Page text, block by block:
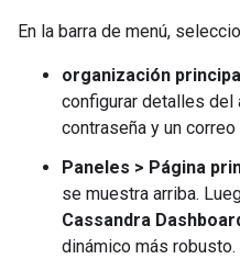
En la barra de menú,
organización
configurar detalles del
contraseña y un correo
Paneles > Página
se muestra arriba.
Cassandra
dinámico más robusto.